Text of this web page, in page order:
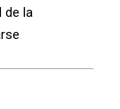
de la